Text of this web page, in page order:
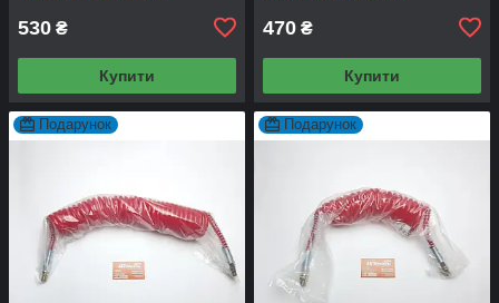
530 ₴
Купити
470 ₴
Купити
Подарунок Подарунок